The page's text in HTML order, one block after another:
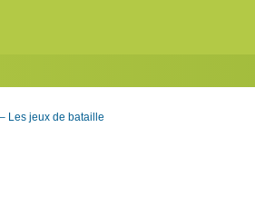
Les jeux de bataille